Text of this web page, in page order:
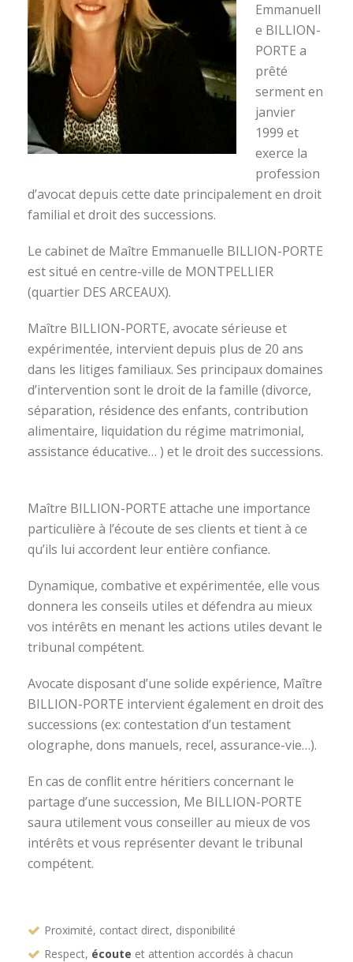
Emmanuell
e BILLION-
PORTE a
prêté
serment en
janvier
1999 et
exerce la
profession
d’avocat depuis cette date principalement en droit
familial et droit des successions.
Le cabinet de Maître Emmanuelle BILLION-PORTE
est situé en centre-ville de MONTPELLIER
(quartier DES ARCEAUX).
Maître BILLION-PORTE, avocate sérieuse et
expérimentée, intervient depuis plus de 20 ans
dans les litiges familiaux. Ses principaux domaines
d’intervention sont le droit de la famille (divorce,
séparation, résidence des enfants, contribution
alimentaire, liquidation du régime matrimonial,
assistance éducative… ) et le droit des successions.
Maître BILLION-PORTE attache une importance
particulière à l’écoute de ses clients et tient à ce
qu’ils lui accordent leur entière confiance.
Dynamique, combative et expérimentée, elle vous
donnera les conseils utiles et défendra au mieux
vos intérêts en menant les actions utiles devant le
tribunal compétent.
Avocate disposant d’une solide expérience, Maître
BILLION-PORTE intervient également en droit des
successions (ex: contestation d’un testament
olographe, dons manuels, recel, assurance-vie…).
En cas de conflit entre héritiers concernant le
partage d’une succession, Me BILLION-PORTE
saura utilement vous conseiller au mieux de vos
intérêts et vous représenter devant le tribunal
compétent.
Proximité, contact direct, disponibilité
Respect, écoute et attention accordés à chacun